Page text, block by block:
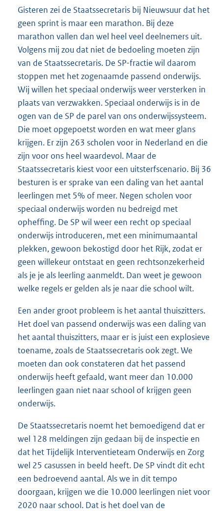
Gisteren zei de Staatssecretaris bij Nieuwsuur dat het
geen sprint is maar een marathon. Bij deze
marathon vallen dan wel heel veel deelnemers uit.
Volgens mij zou dat niet de bedoeling moeten zijn
van de Staatssecretaris. De SP-fractie wil daarom
stoppen met het zogenaamde passend onderwijs.
Wij willen het speciaal onderwijs weer versterken in
plaats van verzwakken. Speciaal onderwijs is in de
ogen van de SP de parel van ons onderwijssysteem.
Die moet opgepoetst worden en wat meer glans
krijgen. Er zijn 263 scholen voor in Nederland en die
zijn voor ons heel waardevol. Maar de
Staatssecretaris kiest voor een uitsterfscenario. Bij 36
besturen is er sprake van een daling van het aantal
leerlingen met 5% of meer. Negen scholen voor
speciaal onderwijs worden nu bedreigd met
opheffing. De SP wil weer een recht op speciaal
onderwijs introduceren, met een minimumaantal
plekken, gewoon bekostigd door het Rijk, zodat er
geen willekeur ontstaat en geen rechtsonzekerheid
als je je als leerling aanmeldt. Dan weet je gewoon
welke regels er gelden als je naar die school wilt.
Een ander groot probleem is het aantal thuiszitters.
Het doel van passend onderwijs was een daling van
het aantal thuiszitters, maar er is juist een explosieve
toename, zoals de Staatssecretaris ook zegt. We
moeten dan ook constateren dat het passend
onderwijs heeft gefaald, want meer dan 10.000
leerlingen gaan niet naar school of krijgen geen
onderwijs.
De Staatssecretaris noemt het bemoedigend dat er
wel 128 meldingen zijn gedaan bij de inspectie en
dat het Tijdelijk Interventieteam Onderwijs en Zorg
wel 25 casussen in beeld heeft. De SP vindt dit echt
een bedroevend aantal. Als we in dit tempo
doorgaan, krijgen we die 10.000 leerlingen niet voor
2020 naar school. Dat is het doel van de